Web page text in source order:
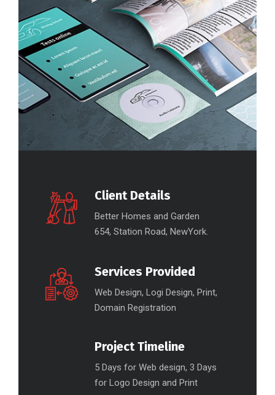
Client Details
Better Homes and Garden
654, Station Road, NewYork.
Services Provided
Web Design, Logi Design, Print,
Domain Registration
Project Timeline
5 Days for Web design, 3 Days
for Logo Design and Print